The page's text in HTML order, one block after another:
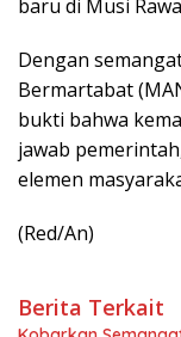
baru di Musi
Dengan
Bermartabat
bukti bahwa
jawab
elemen
(Red/An)
Berita Terkait